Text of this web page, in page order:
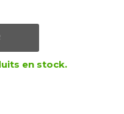
en stock.